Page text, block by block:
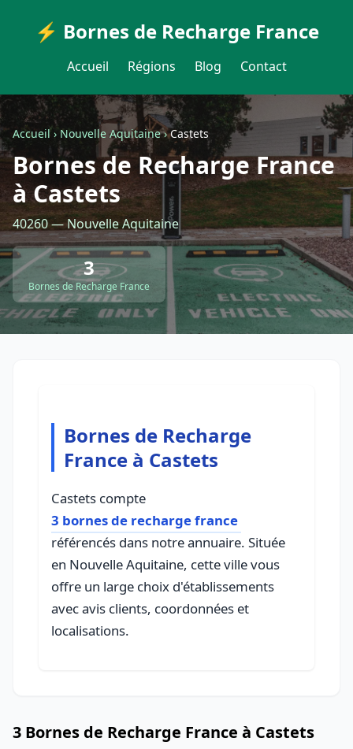
⚡ Bornes de Recharge France
Accueil Régions Blog Contact
Accueil›Nouvelle Aquitaine›Castets
Bornes de Recharge France
à Castets
40260 — Nouvelle Aquitaine
3
Bornes de Recharge France
Bornes de Recharge
France à Castets
Castets compte
3 bornes de recharge france
référencés dans notre annuaire. Située
en Nouvelle Aquitaine, cette ville vous
offre un large choix d'établissements
avec avis clients, coordonnées et
localisations.
3 Bornes de Recharge France à Castets